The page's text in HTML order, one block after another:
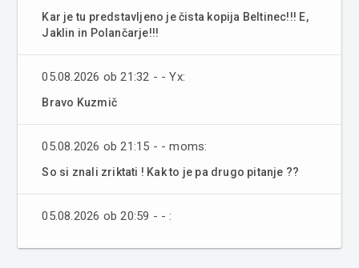
Kar je tu predstavljeno je čista kopija Beltinec!!! E,
Jaklin in Polančarje!!!
05.08.2026 ob 21:32 - - Yx:
Bravo Kuzmič
05.08.2026 ob 21:15 - - moms:
So si znali zriktati ! Kak to je pa drugo pitanje ??
05.08.2026 ob 20:59 - - :